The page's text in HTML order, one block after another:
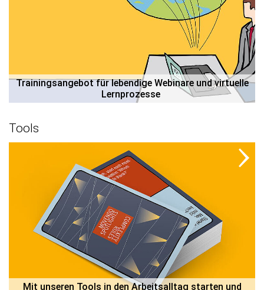
Trainingsangebot für lebendige Webinare und virtuelle
Lernprozesse
Tools